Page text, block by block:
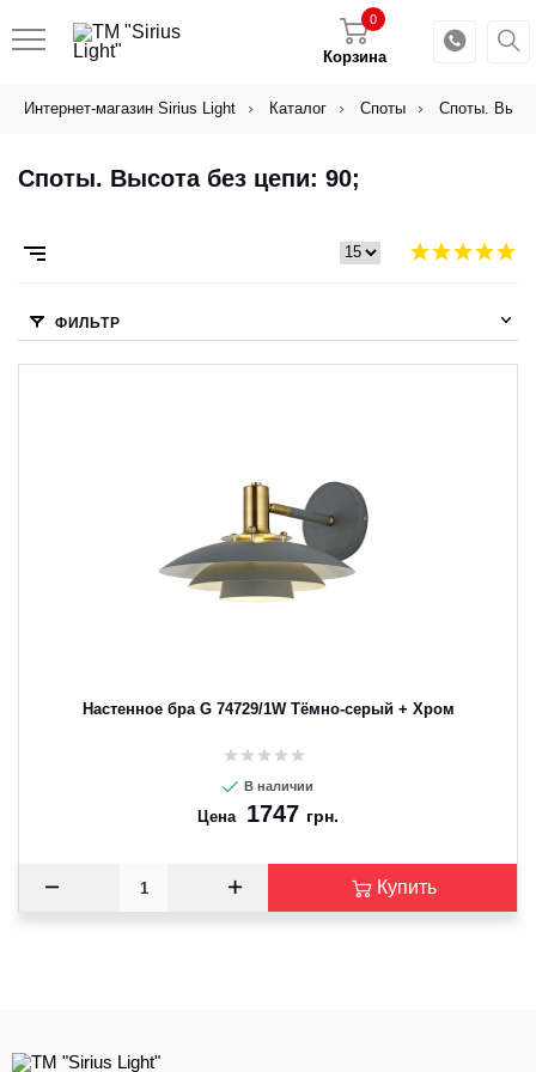
Корзина
0
Интернет-магазин Sirius Light Каталог Споты Споты.
Споты. Высота без цепи: 90;
ФИЛЬТР
Настенное бра G 74729/1W Тёмно-серый + Хром
В наличии
Цена 1747 грн.
Купить